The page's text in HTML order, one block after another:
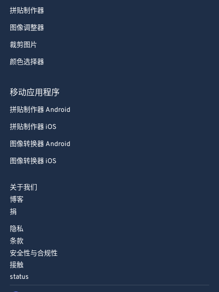
拼贴制作器
图像调整器
裁剪图片
颜色选择器
移动应用程序
拼贴制作器 Android
拼贴制作器 iOS
图像转换器 Android
图像转换器 iOS
关于我们
博客
捐
隐私
条款
安全性与合规性
接触
status